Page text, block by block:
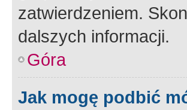
zatwierdzeniem.
dalszych informacji.
Góra
Jak mogę podbić